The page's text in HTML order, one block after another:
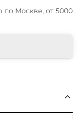
по Москве, от 5000